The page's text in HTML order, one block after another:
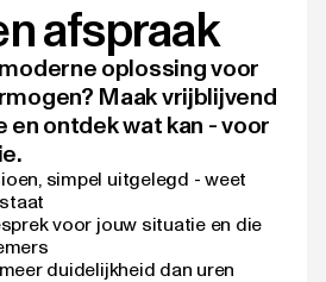
afspraak
oplossing voor
Maak vrijblijvend
en ontdek wat kan - voor
simpel uitgelegd - weet
voor jouw situatie en die
duidelijkheid dan uren